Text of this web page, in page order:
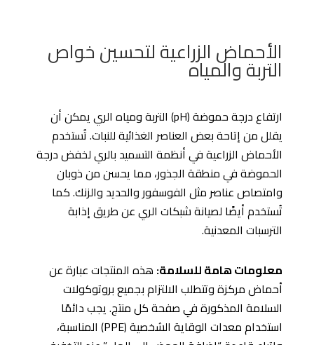
الأحماض الزراعية لتحسين خواص
التربة والمياه
ارتفاع درجة حموضة (pH) التربة ومياه الري يمكن أن
يقلل من إتاحة بعض العناصر الغذائية للنبات. تُستخدم
الأحماض الزراعية في أنظمة التسميد بالري لخفض درجة
الحموضة في منطقة الجذور، مما يحسن من ذوبان
وامتصاص عناصر مثل الفوسفور والحديد والزنك. كما
تُستخدم أيضًا لصيانة شبكات الري عن طريق إذابة
الترسبات المعدنية.
معلومات هامة للسلامة: هذه المنتجات عبارة عن
أحماض مركزة وتتطلب الالتزام بجميع بروتوكولات
السلامة المذكورة في صفحة كل منتج. يجب دائمًا
استخدام معدات الوقاية الشخصية (PPE) المناسبة،